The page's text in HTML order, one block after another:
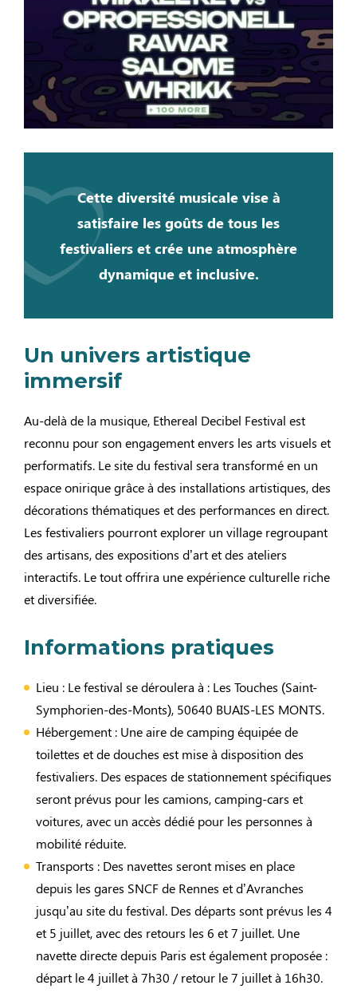
Cette diversité musicale vise à
satisfaire les goûts de tous les
festivaliers et crée une atmosphère
dynamique et inclusive.​
Un univers artistique
immersif
Au-delà de la musique, Ethereal Decibel Festival est
reconnu pour son engagement envers les arts visuels et
performatifs. Le site du festival sera transformé en un
espace onirique grâce à des installations artistiques, des
décorations thématiques et des performances en direct.
Les festivaliers pourront explorer un village regroupant
des artisans, des expositions d’art et des ateliers
interactifs. Le tout offrira une expérience culturelle riche
et diversifiée.​
Informations pratiques
Lieu : Le festival se déroulera à : Les Touches (Saint-
Symphorien-des-Monts), 50640 BUAIS-LES MONTS. ​
Hébergement : Une aire de camping équipée de
toilettes et de douches est mise à disposition des
festivaliers. Des espaces de stationnement spécifiques
seront prévus pour les camions, camping-cars et
voitures, avec un accès dédié pour les personnes à
mobilité réduite. ​
Transports : Des navettes seront mises en place
depuis les gares SNCF de Rennes et d’Avranches
jusqu’au site du festival. Des départs sont prévus les 4
et 5 juillet, avec des retours les 6 et 7 juillet. Une
navette directe depuis Paris est également proposée :
départ le 4 juillet à 7h30 / retour le 7 juillet à 16h30. ​